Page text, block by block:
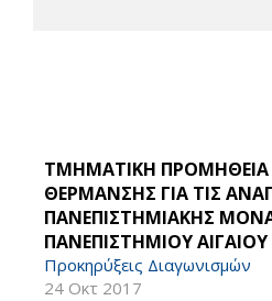
ΤΜΗΜΑΤΙΚΗ ΠΡΟΜΗΘΕΙΑ
ΘΕΡΜΑΝΣΗΣ ΓΙΑ ΤΙΣ
ΠΑΝΕΠΙΣΤΗΜΙΑΚΗΣ
ΠΑΝΕΠΙΣΤΗΜΙΟΥ
Προκηρύξεις Διαγωνισμών
24 Οκτ 2017